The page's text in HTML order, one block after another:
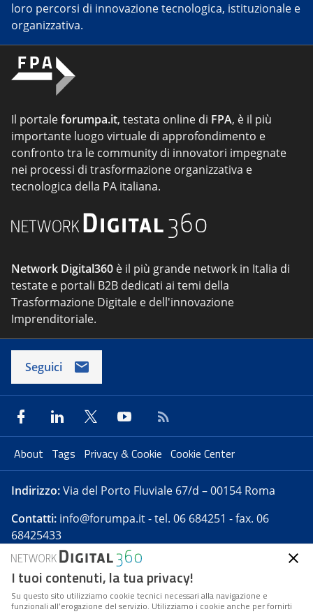
loro percorsi di innovazione tecnologica, istituzionale e
organizzativa.
Il portaleforumpa.it, testata online di FPA, è il più
importante luogo virtuale di approfondimento e
confronto tra le community di innovatori impegnate
nei processi di trasformazione organizzativa e
tecnologica della PA italiana.
Network Digital360 è il più grande network in Italia di
testate e portali B2B dedicati ai temi della
Trasformazione Digitale e dell'innovazione
Imprenditoriale.
Seguici
About Tags Privacy & Cookie Cookie Center
Indirizzo:Via del Porto Fluviale 67/d – 00154 Roma
Contatti: info@forumpa.it- tel. 06 684251 - fax. 06
68425433
Forumpa.itè una pubblicazione telematica iscritta
presso Registro della stampa del Tribunale di Roma -
Reg. n. 182 del 2 maggio 2008 - Direttore resp. Michela
I tuoi contenuti, la tua privacy!
Su questo sito utilizziamo cookie tecnici necessari alla navigazione e
funzionali all’erogazione del servizio. Utilizziamo i cookie anche per fornirti